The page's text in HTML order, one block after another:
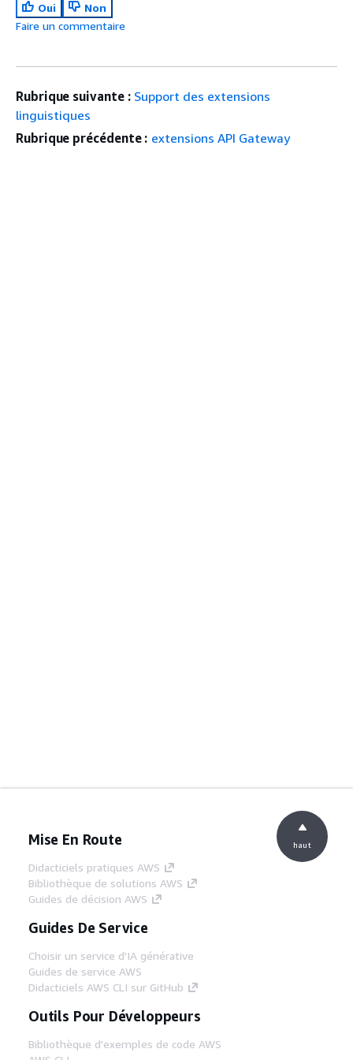
Oui
Non
Faire un commentaire
Rubrique suivante : Support des extensions
linguistiques
Rubrique précédente : extensions API Gateway
Mise En Route
Didacticiels pratiques AWS
Bibliothèque de solutions AWS
Guides de décision AWS
Guides De Service
Choisir un service d'IA générative
Guides de service AWS
Didacticiels AWS CLI sur GitHub
Outils Pour Développeurs
Bibliothèque d'exemples de code AWS
haut